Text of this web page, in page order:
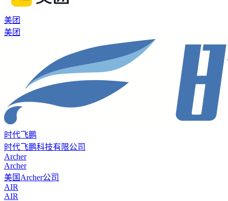
美团
美团
时代飞鹏
时代飞鹏科技有限公司
Archer
Archer
美国Archer公司
AIR
AIR